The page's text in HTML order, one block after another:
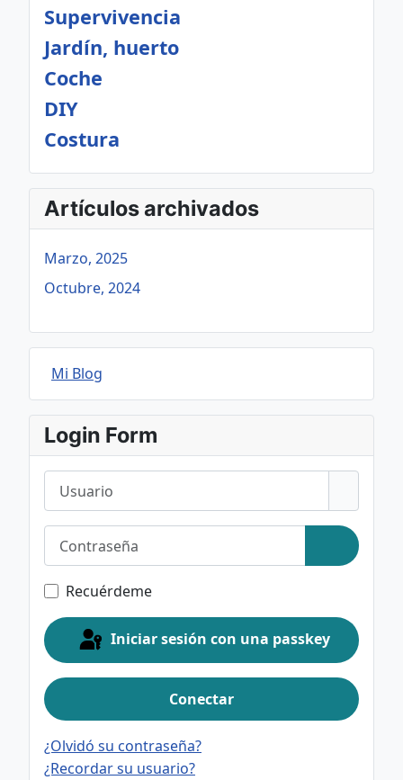
Supervivencia
Jardín, huerto
Coche
DIY
Costura
Artículos archivados
Marzo, 2025
Octubre, 2024
Mi Blog
Login Form
Mostrar
Recuérdeme
Iniciar sesión con una passkey
Conectar
¿Olvidó su contraseña?
¿Recordar su usuario?